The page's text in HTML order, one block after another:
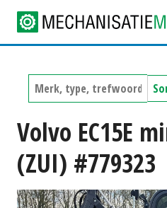
Volvo EC15E
(ZUI) #779323